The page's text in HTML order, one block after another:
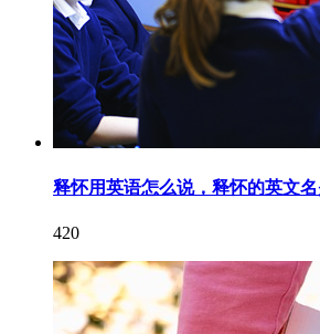
释怀用英语怎么说，释怀的英文
420